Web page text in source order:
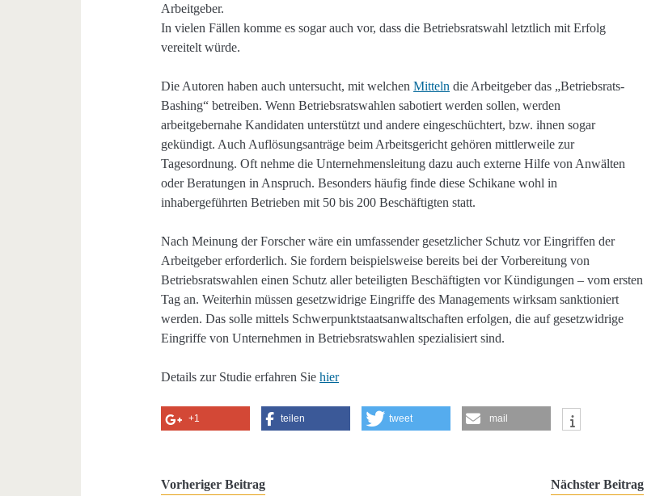
Arbeitgeber.
In vielen Fällen komme es sogar auch vor, dass die Betriebsratswahl letztlich mit Erfolg
vereitelt würde.
Die Autoren haben auch untersucht, mit welchenMitteln die Arbeitgeber das „Betriebsrats-
Bashing“ betreiben. Wenn Betriebsratswahlen sabotiert werden sollen, werden
arbeitgebernahe Kandidaten unterstützt und andere eingeschüchtert, bzw. ihnen sogar
gekündigt. Auch Auflösungsanträge beim Arbeitsgericht gehören mittlerweile zur
Tagesordnung. Oft nehme die Unternehmensleitung dazu auch externe Hilfe von Anwälten
oder Beratungen in Anspruch. Besonders häufig finde diese Schikane wohl in
inhabergeführten Betrieben mit 50 bis 200 Beschäftigten statt.
Nach Meinung der Forscher wäre ein umfassender gesetzlicher Schutz vor Eingriffen der
Arbeitgeber erforderlich. Sie fordern beispielsweise bereits bei der Vorbereitung von
Betriebsratswahlen einen Schutz aller beteiligten Beschäftigten vor Kündigungen – vom ersten
Tag an. Weiterhin müssen gesetzwidrige Eingriffe des Managements wirksam sanktioniert
werden. Das solle mittels Schwerpunktstaatsanwaltschaften erfolgen, die auf gesetzwidrige
Eingriffe von Unternehmen in Betriebsratswahlen spezialisiert sind.
Details zur Studie erfahren Siehier
+1 teilen tweet mail
Vorheriger Beitrag
Nächster Beitrag